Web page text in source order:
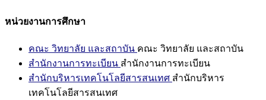
หน่วยงานการศึกษา
คณะ วิทยาลัย และสถาบัน คณะ วิทยาลัย และสถาบัน
สำนักงานการทะเบียน สำนักงานการทะเบียน
สำนักบริหารเทคโนโลยีสารสนเทศ สำนักบริหาร
เทคโนโลยีสารสนเทศ